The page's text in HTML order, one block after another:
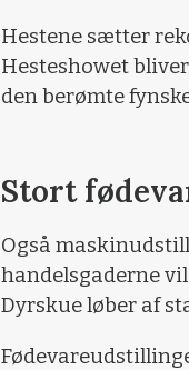
Hestene sætter
Hesteshowet
den berømte
Stort
Også
handelsgaderne
Dyrskue løber af